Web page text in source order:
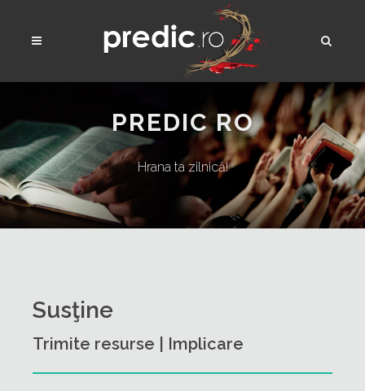
PREDIC RO
Hrana ta zilnică!
Susţine
Trimite resurse | Implicare